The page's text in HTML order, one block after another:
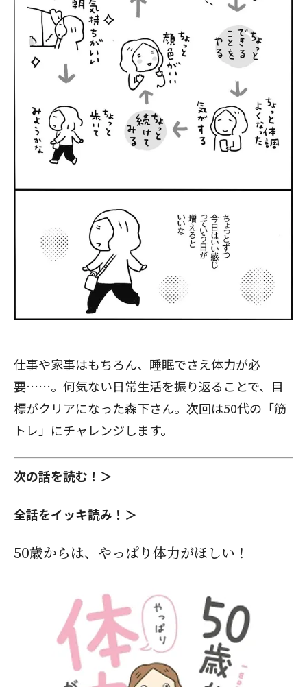
仕事や家事はもちろん、睡眠でさえ体力が必
要……。何気ない日常生活を振り返ることで、目
標がクリアになった森下さん。次回は50代の「筋
トレ」にチャレンジします。
次の話を読む！＞
全話をイッキ読み！＞
50歳からは、やっぱり体力がほしい！